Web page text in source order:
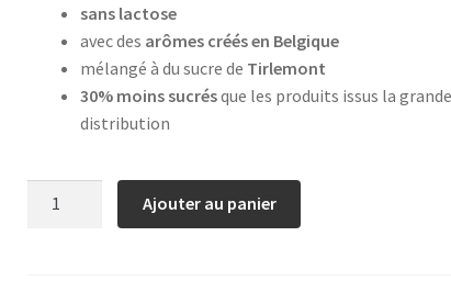
sans lactose
avec des arômes créés en Belgique
mélangé à du sucre de Tirlemont
30% moins sucrésque les produits issus la
distribution
Ajouter au panier